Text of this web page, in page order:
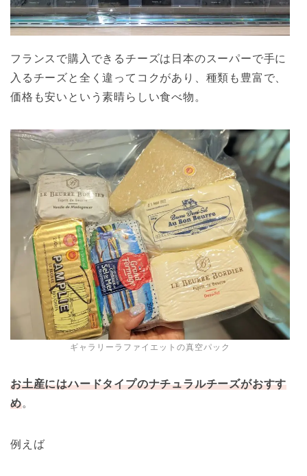
フランスで購入できるチーズは日本のスーパーで手に
入るチーズと全く違ってコクがあり、種類も豊富で、
価格も安いという素晴らしい食べ物。
ギャラリーラファイエットの真空パック
お土産にはハードタイプのナチュラルチーズがおすす
め。
例えば